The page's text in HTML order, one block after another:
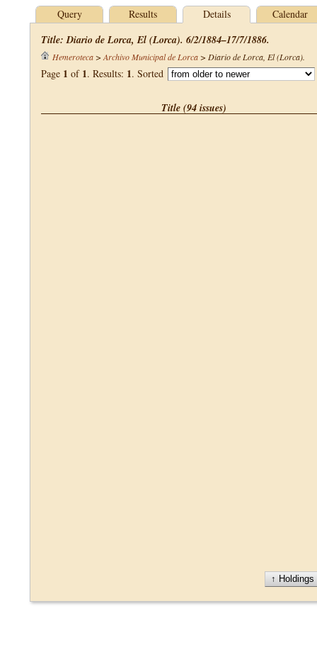
Query Results Details Calendar
Title: Diario de Lorca, El (Lorca). 6/2/1884–17/7/1886.
Hemeroteca> Archivo Municipal de Lorca> Diario de Lorca, El (Lorca).
Page 1 of 1. Results: 1. Sorted
Title (94 issues)